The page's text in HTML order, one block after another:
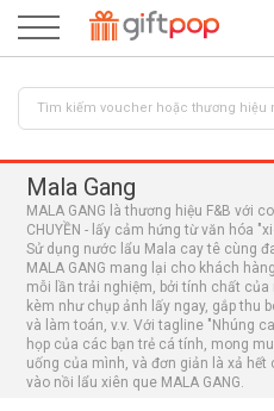
ĐĂNG NHẬP
Mala Gang
MALA GANG là thương hiệu F&B với
CHUYỀN - lấy cảm hứng từ văn hóa
Sử dụng nước lẩu Mala cay tê cùng
MALA GANG mang lại cho khách
mỗi lần trải nghiệm, bởi tính chất
kèm như chụp ảnh lấy ngay, gắp thu
và làm toán, v.v. Với tagline "Nhúng
họp của các bạn trẻ cá tính, mong
uống của mình, và đơn giản là xả
vào nồi lẩu xiên que MALA GANG.